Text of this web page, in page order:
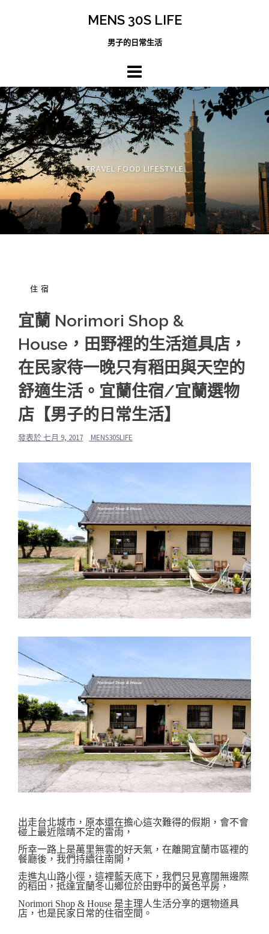
MENS 30S LIFE
男子的日常生活
TRAVEL FOOD LIFESTYLE
住宿
宜蘭 Norimori Shop &
House，田野裡的生活道具店，
在民家待一晚只有稻田與天空的
舒適生活。宜蘭住宿/宜蘭選物
店【男子的日常生活】
發表於七月 9, 2017 MENS30SLIFE
出走台北城市，原本還在擔心這次難得的假期，會不會
碰上最近陰晴不定的雷雨，
所幸一路上是萬里無雲的好天氣，在離開宜蘭市區裡的
餐廳後，我們持續往南開，
走進丸山路小徑 ，這裡藍天底下，我們只見寬闊無邊際
的稻田，抵達宜蘭冬山鄉位於田野中的黃色平房，
Norimori Shop & House 是主理人生活分享的選物道具
店，也是民家日常的住宿空間。